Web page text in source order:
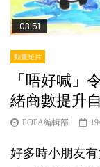
03:51
動畫短片
「唔好喊」
緒商數提升
POPA編輯部
好多時小朋友